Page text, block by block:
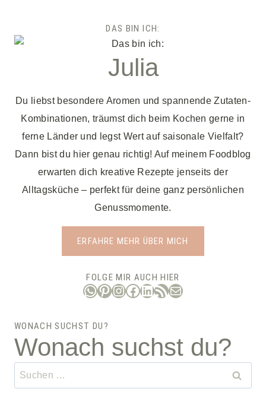
DAS BIN ICH:
Julia
Du liebst besondere Aromen und spannende Zutaten-
Kombinationen, träumst dich beim Kochen gerne in
ferne Länder und legst Wert auf saisonale Vielfalt?
Dann bist du hier genau richtig! Auf meinem Foodblog
erwarten dich kreative Rezepte jenseits der
Alltagsküche – perfekt für deine ganz persönlichen
Genussmomente.
ERFAHRE MEHR ÜBER MICH
FOLGE MIR AUCH HIER
WhatsApp
Pinterest
Instagram
Facebook
LinkedIn
RSS-Feed
E-Mail
WONACH SUCHST DU?
Wonach suchst du?
Suchen
nach: